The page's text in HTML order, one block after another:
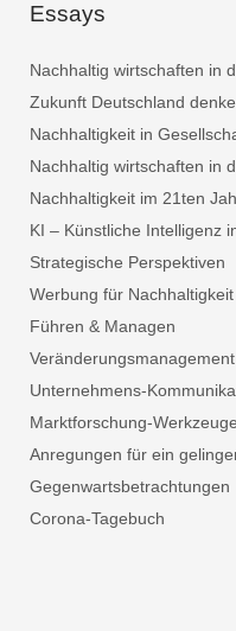
Essays
Nachhaltig wirtschaften in
Zukunft Deutschland
Nachhaltigkeit in
Nachhaltig wirtschaften in
Nachhaltigkeit im 21ten
KI – Künstliche Intelligenz
Strategische Perspektiven
Werbung für Nachhaltigkeit
Führen & Managen
Veränderungsmanagement
Unternehmens-
Marktforschung-Werkzeuge
Anregungen für ein
Gegenwartsbetrachtungen
Corona-Tagebuch